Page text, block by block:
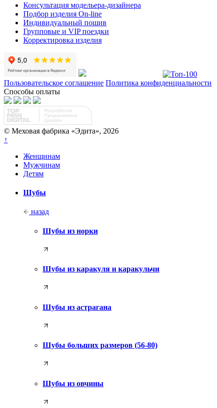
Консультация модельера-дизайнера
Подбор изделия On-line
Индивидуальный пошив
Групповые и VIP поездки
Корректировка изделия
Пользовательское соглашение Политика конфиденциальности
Способы оплаты
© Меховая фабрика «Эдита», 2026
↑
Женщинам
Мужчинам
Детям
Шубы
назад
Шубы из норки
Шубы из каракуля и каракульчи
Шубы из астрагана
Шубы больших размеров (56-80)
Шубы из овчины